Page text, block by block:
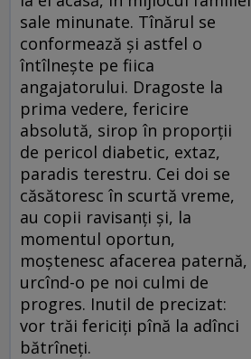
sale minunate. Tînărul se
conformează și astfel o
întîlnește pe fiica
angajatorului. Dragoste la
prima vedere, fericire
absolută, sirop în proporții
de pericol diabetic, extaz,
paradis terestru. Cei doi se
căsătoresc în scurtă vreme,
au copii ravisanți și, la
momentul oportun,
moștenesc afacerea paternă,
urcînd-o pe noi culmi de
progres. Inutil de precizat:
vor trăi fericiți pînă la adînci
bătrîneți.